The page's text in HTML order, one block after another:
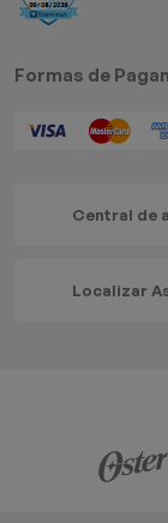
Formas de
Central de
Localizar